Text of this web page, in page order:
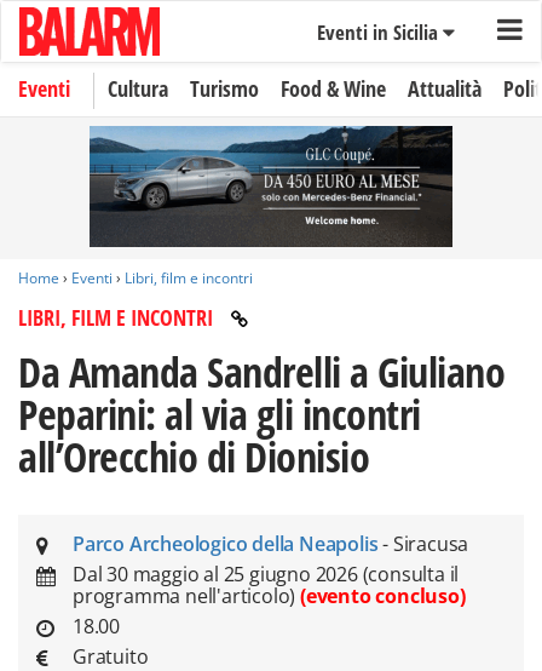
Eventi in Sicilia
Eventi Cultura Turismo Food & Wine Attualità
Home › Eventi › Libri, film e incontri
LIBRI, FILM E INCONTRI
Da Amanda Sandrelli a Giuliano
Peparini: al via gli incontri
all’Orecchio di Dionisio
Parco Archeologico della Neapolis- Siracusa
Dal 30 maggio al 25 giugno 2026 (consulta il
programma nell'articolo)(evento concluso)
18.00
Gratuito